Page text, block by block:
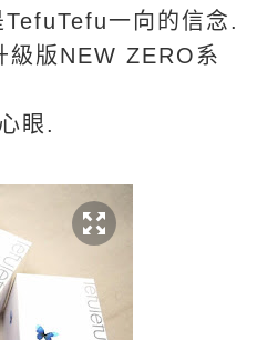
一向的信念.
版NEW ZERO系
眼.